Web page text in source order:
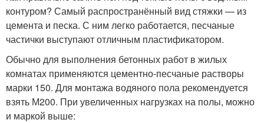
контуром? Самый распространённый вид стяжки — из
цемента и песка. С ним легко работается, песчаные
частички выступают отличным пластификатором.
Обычно для выполнения бетонных работ в жилых
комнатах применяются цементно-песчаные растворы
марки 150. Для монтажа водяного пола рекомендуется
взять М200. При увеличенных нагрузках на полы, можно
и маркой выше: